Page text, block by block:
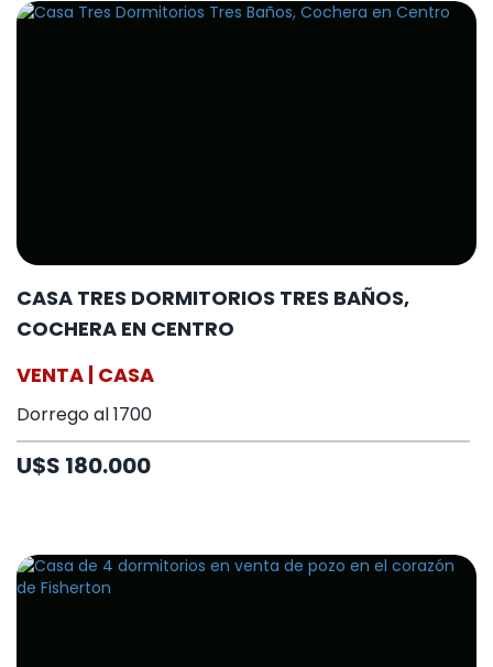
CASA TRES DORMITORIOS TRES BAÑOS,
COCHERA EN CENTRO
VENTA | CASA
Dorrego al 1700
U$S 180.000